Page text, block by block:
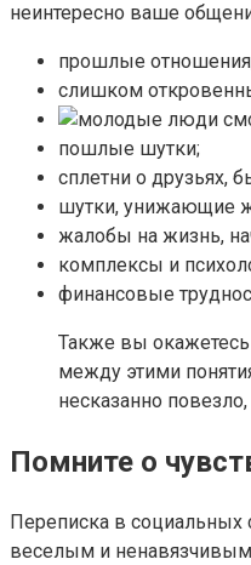
неинтересно ваше
прошлые
слишком
пошлые шутки;
сплетни о друзьях,
шутки, унижающие
жалобы на жизнь,
комплексы и
финансовые
Также вы
между этими
несказанно
Помните о
Переписка в социальных
веселым и